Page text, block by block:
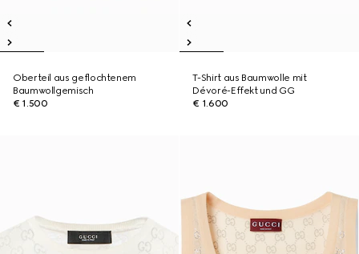
Oberteil aus geflochtenem
Baumwollgemisch
€ 1.500
T-Shirt aus Baumwolle mit
Dévoré-Effekt und GG
€ 1.600